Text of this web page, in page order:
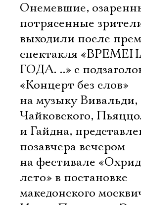
Онемевшие,
потрясенные
выходили после
спектакля
ГОДА. ..» с
«Концерт без слов»
на музыку Вивальди,
Чайковского,
и Гайдна,
позавчера вечером
на фестивале
лето» в постановке
македонского